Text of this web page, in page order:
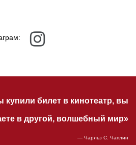
купили билет в кинотеатр, вы
в другой, волшебный мир»
— Чарльз С. Чаплин